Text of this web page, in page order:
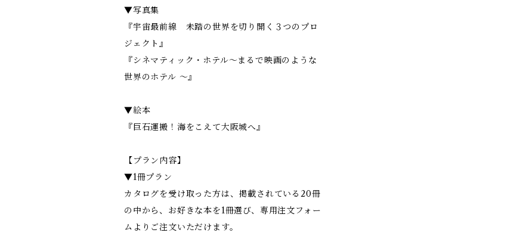
▼写真集
『宇宙最前線 未踏の世界を切り開く３つのプロ
ジェクト』
『シネマティック・ホテル～まるで映画のような
世界のホテル ～』
▼絵本
『巨石運搬！海をこえて大阪城へ』
【プラン内容】
▼1冊プラン
カタログを受け取った方は、掲載されている20冊
の中から、お好きな本を1冊選び、専用注文フォー
ムよりご注文いただけます。